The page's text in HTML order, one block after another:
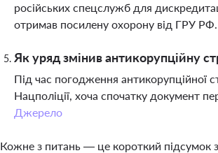
російських спецслужб для
отримав посилену охорону від ГРУ РФ.
Як уряд змінив антикорупційну
Під час погодження антикорупційної
Нацполіції, хоча спочатку документ
Джерело
Кожне з питань — це короткий підсумок